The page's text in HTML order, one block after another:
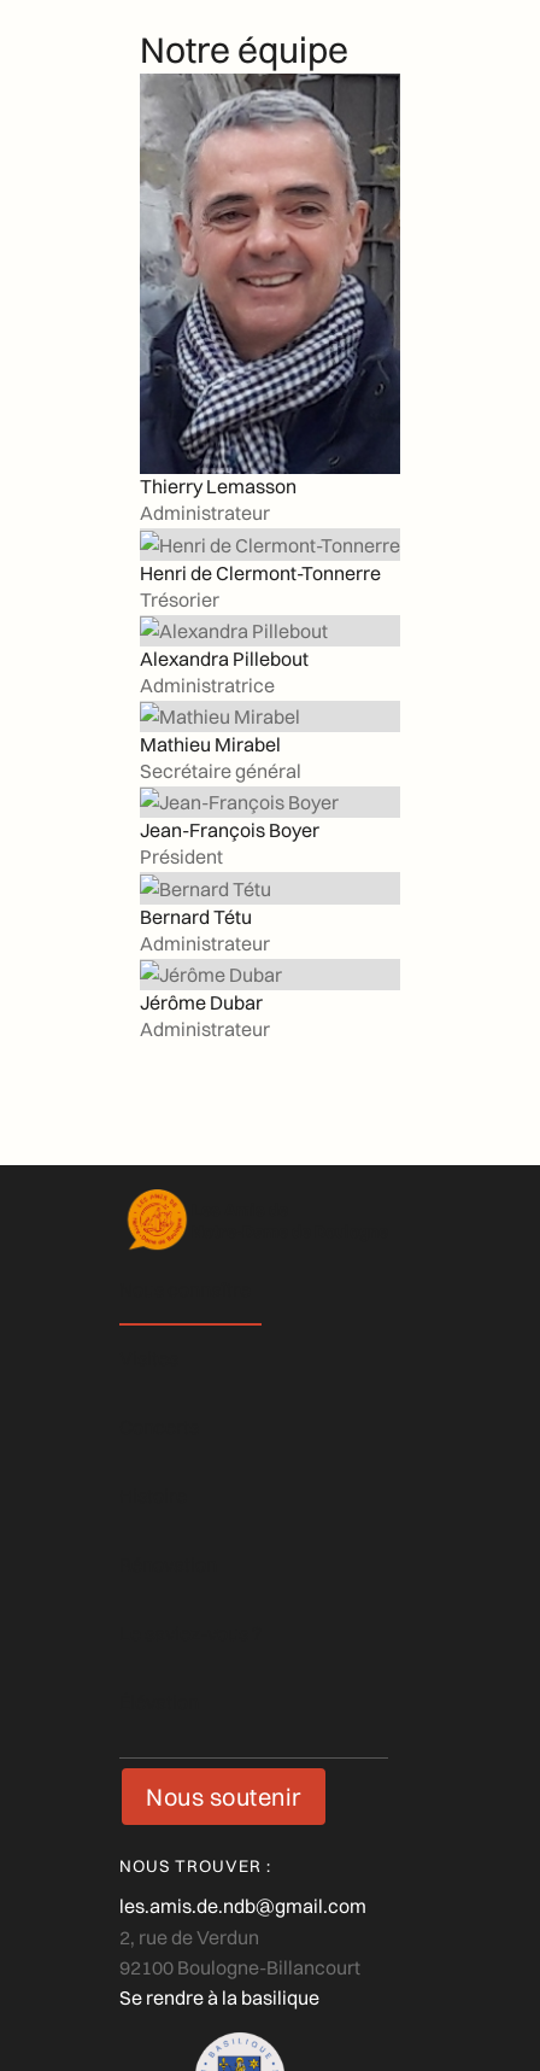
Notre équipe
Thierry Lemasson
Administrateur
Henri de Clermont-Tonnerre
Trésorier
Alexandra Pillebout
Administratrice
Mathieu Mirabel
Secrétaire général
Jean-François Boyer
Président
Bernard Tétu
Administrateur
Jérôme Dubar
Administrateur
Nous soutenir
NOUS TROUVER :
les.amis.de.ndb@gmail.com
2, rue de Verdun
92100 Boulogne-Billancourt
Se rendre à la basilique